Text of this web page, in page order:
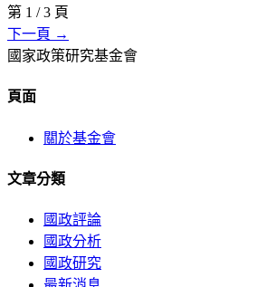
第 1 /3 頁
下一頁 →
國家政策研究基金會
頁面
關於基金會
文章分類
國政評論
國政分析
國政研究